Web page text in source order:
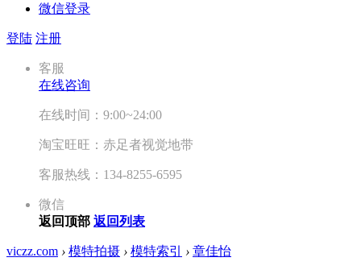
微信登录
登陆 注册
客服
在线咨询
在线时间：9:00~24:00
淘宝旺旺：赤足者视觉地带
客服热线：134-8255-6595
微信
返回顶部 返回列表
viczz.com › 模特拍摄 › 模特索引 › 章佳怡